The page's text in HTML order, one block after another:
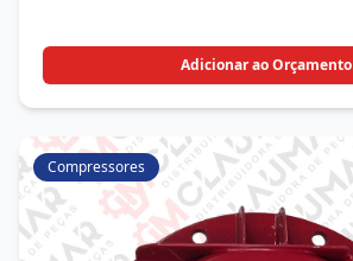
Adicionar ao Orçamento
Compressores